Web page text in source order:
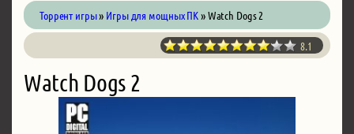
Торрент игры» Игры для мощных ПК» Watch Dogs 2
8.1
Watch Dogs 2